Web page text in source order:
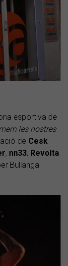
esportiva de
les nostres
de Cesk
, nn33, Revolta
Bullanga